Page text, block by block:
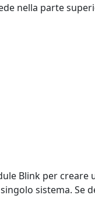
nella parte
Blink per creare
sistema. Se